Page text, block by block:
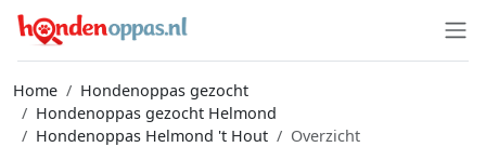
Home
Hondenoppas gezocht
Hondenoppas gezocht Helmond
Hondenoppas Helmond 't Hout
Overzicht